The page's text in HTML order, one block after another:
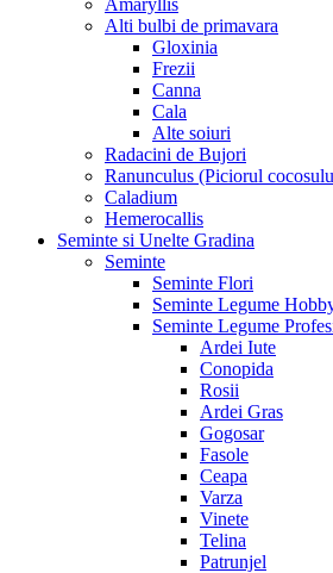
Alti bulbi de primavara
Gloxinia
Frezii
Canna
Cala
Alte soiuri
Radacini de Bujori
Ranunculus (Piciorul
Caladium
Hemerocallis
Seminte si Unelte Gradina
Seminte
Seminte Flori
Seminte Legume
Seminte Legume
Ardei Iute
Conopida
Rosii
Ardei Gras
Gogosar
Fasole
Ceapa
Varza
Vinete
Telina
Patrunjel